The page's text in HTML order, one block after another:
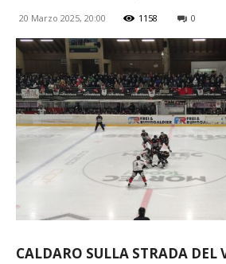
20 Marzo 2025, 20:00 1158 0
CALDARO SULLA STRADA DEL